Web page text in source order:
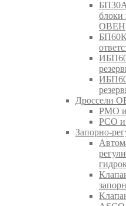
блоки
ОВЕН
Дроссели
РМО и
РСО и
Запорно-